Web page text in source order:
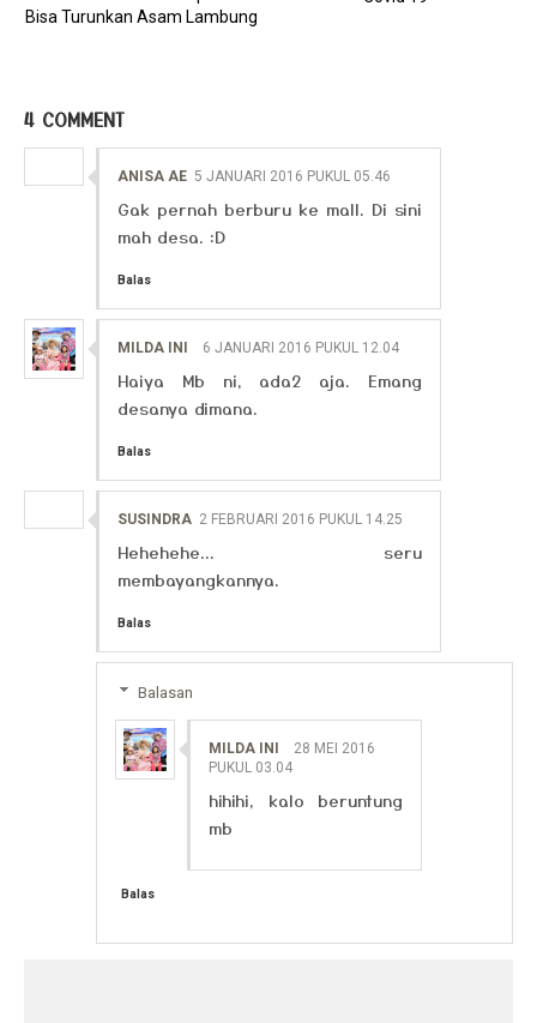
Bisa Turunkan Asam Lambung
4 COMMENT
ANISA AE 5 JANUARI 2016 PUKUL 05.46
Gak pernah berburu ke mall. Di sini
mah desa. :D
Balas
MILDA INI 6 JANUARI 2016 PUKUL 12.04
Haiya Mb ni, ada2 aja. Emang
desanya dimana.
Balas
SUSINDRA 2 FEBRUARI 2016 PUKUL 14.25
Hehehehe... seru
membayangkannya.
Balas
Balasan
MILDA INI
28 MEI 2016
PUKUL 03.04
hihihi, kalo beruntung
mb
Balas